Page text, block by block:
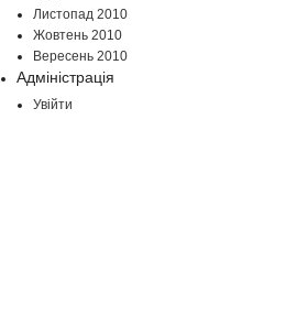
Листопад 2010
Жовтень 2010
Вересень 2010
Адміністрація
Увійти